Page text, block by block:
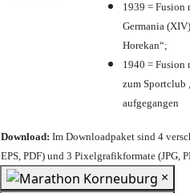
1939 = Fusion
Germania
Horekan“;
1940 = Fusion
zum Sportclub
aufgegangen
Download: Im Downloadpaket sind 4
EPS, PDF) und 3 Pixelgrafikformate (JPG,
×